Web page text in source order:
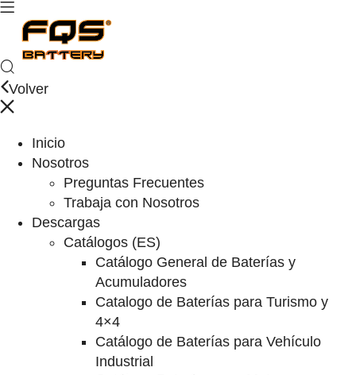
Volver
Inicio
Nosotros
Preguntas Frecuentes
Trabaja con Nosotros
Descargas
Catálogos (ES)
Catálogo General de Baterías y
Acumuladores
Catalogo de Baterías para Turismo y
4×4
Catálogo de Baterías para Vehículo
Industrial